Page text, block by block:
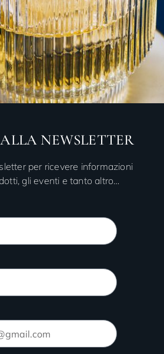
NEWSLETTER
per ricevere informazioni
gli eventi e tanto altro…